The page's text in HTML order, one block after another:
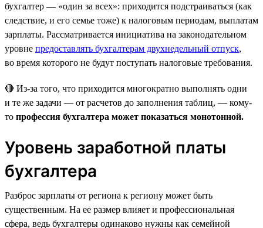
бухгалтер — «один за всех»: приходится подстраиваться (как
следствие, и его семье тоже) к налоговым периодам, выплатам
зарплаты. Рассматривается инициатива на законодательном
уровне предоставлять бухгалтерам двухнедельный отпуск,
во время которого не будут поступать налоговые требования.
🔴 Из-за того, что приходится многократно выполнять одни
и те же задачи — от расчетов до заполнения таблиц, — кому-
то профессия бухгалтера может показаться монотонной.
Уровень заработной платы
бухгалтера
Разброс зарплаты от региона к региону может быть
существенным. На ее размер влияет и профессиональная
сфера, ведь бухгалтеры одинаково нужны как семейной